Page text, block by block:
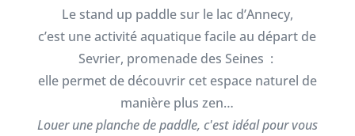
Le stand up paddle sur le lac d’Annecy,
c’est une activité aquatique facile au départ de
Sevrier, promenade des Seines :
elle permet de découvrir cet espace naturel de
manière plus zen…
Louer une planche de paddle, c'est idéal pour vous